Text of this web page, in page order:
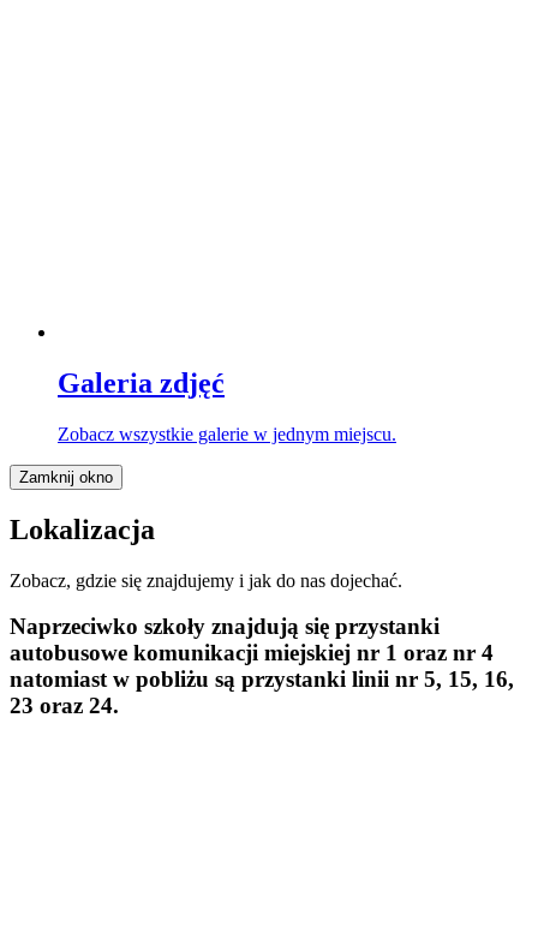
Galeria zdjęć
Zobacz wszystkie galerie w jednym miejscu.
Zamknij okno
Lokalizacja
Zobacz, gdzie się znajdujemy i jak do nas dojechać.
Naprzeciwko szkoły znajdują się przystanki
autobusowe komunikacji miejskiej nr 1 oraz nr 4
natomiast w pobliżu są przystanki linii nr 5, 15, 16,
23 oraz 24.